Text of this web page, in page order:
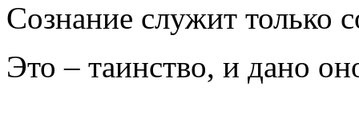
Сознание служит только
Это – таинство, и дано